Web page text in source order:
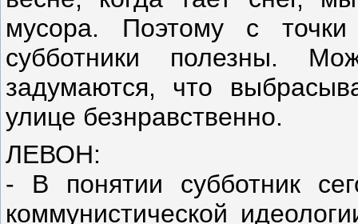
мусора. Поэтому с точки
субботники полезны.
задумаются, что
улице безнравственно.
ЛЕВОН:
- В понятии субботник
коммунистической